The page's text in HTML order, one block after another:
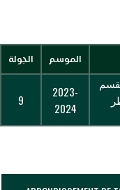
الموسم الجولة
2023-
2024
9